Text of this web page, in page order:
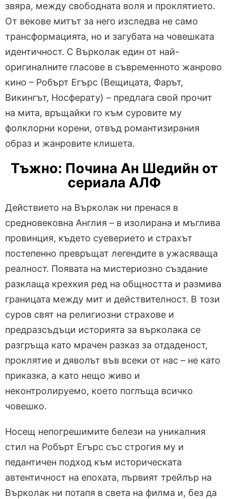
звяра, между свободната воля и проклятието.
От векове митът за него изследва не само
трансформацията, но и загубата на човешката
идентичност. С Върколак един от най-
оригиналните гласове в съвременното жанрово
кино – Робърт Егърс (Вещицата, Фарът,
Викингът, Носферату) – предлага свой прочит
на мита, връщайки го към суровите му
фолклорни корени, отвъд романтизирания
образ и жанровите клишета.
Тъжно: Почина Ан Шедийн от
сериала АЛФ
Действието на Върколак ни пренася в
средновековна Англия – в изолирана и мъглива
провинция, където суеверието и страхът
постепенно превръщат легендите в ужасяваща
реалност. Появата на мистериозно създание
разклаща крехкия ред на общността и размива
границата между мит и действителност. В този
суров свят на религиозни страхове и
предразсъдъци историята за върколака се
разгръща като мрачен разказ за отдаденост,
проклятие и дяволът във всеки от нас – не като
приказка, а като нещо живо и
неконтролируемо, което поглъща всичко
човешко.
Носещ непогрешимите белези на уникалния
стил на Робърт Егърс със строгия му и
педантичен подход към историческата
автентичност на епохата, първият трейлър на
Върколак ни потапя в света на филма и, без да